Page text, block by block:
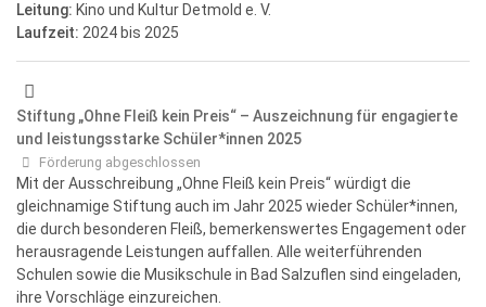
Leitung: Kino und Kultur Detmold e. V.
Laufzeit: 2024 bis 2025
Stiftung „Ohne Fleiß kein Preis“ – Auszeichnung für engagierte
und leistungsstarke Schüler*innen 2025
Förderung abgeschlossen
Mit der Ausschreibung „Ohne Fleiß kein Preis“ würdigt die
gleichnamige Stiftung auch im Jahr 2025 wieder Schüler*innen,
die durch besonderen Fleiß, bemerkenswertes Engagement oder
herausragende Leistungen auffallen. Alle weiterführenden
Schulen sowie die Musikschule in Bad Salzuflen sind eingeladen,
ihre Vorschläge einzureichen.